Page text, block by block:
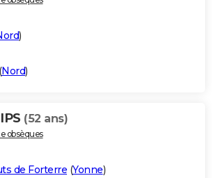
)
(Nord)
(52 ans)
obsèques
de Forterre (Yonne)